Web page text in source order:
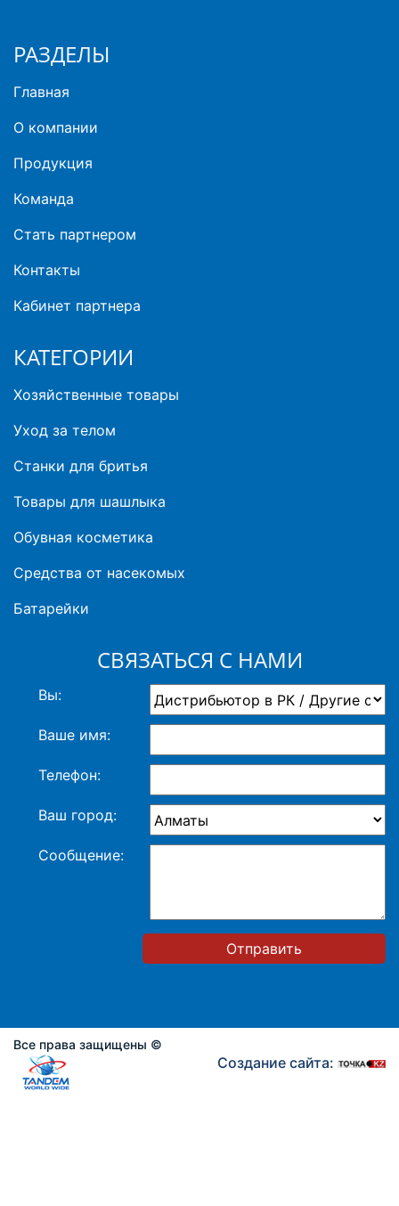
РАЗДЕЛЫ
Главная
О компании
Продукция
Команда
Стать партнером
Контакты
Кабинет партнера
КАТЕГОРИИ
Хозяйственные товары
Уход за телом
Станки для бритья
Товары для шашлыка
Обувная косметика
Средства от насекомых
Батарейки
СВЯЗАТЬСЯ С НАМИ
Вы:
Ваше имя:
Телефон:
Ваш город:
Сообщение:
Отправить
Все права защищены ©
Создание сайта: